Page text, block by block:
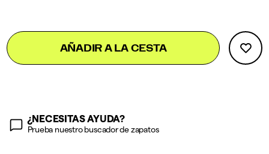
Product
Actions
Add
to
cart
false
AÑADIR A LA CESTA
¿NECESITAS AYUDA?
Prueba nuestro buscador de zapatos